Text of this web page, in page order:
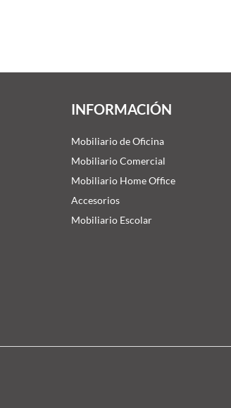
INFORMACIÓN
Mobiliario de Oficina
Mobiliario Comercial
Mobiliario Home Office
Accesorios
Mobiliario Escolar